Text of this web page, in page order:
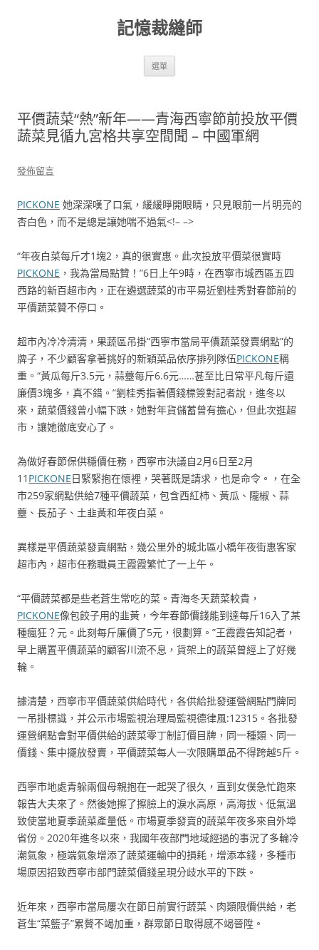
記憶裁縫師
選單
平價蔬菜“熱”新年——青海西寧節前投放平價
蔬菜見循九宮格共享空間聞 – 中國軍網
發佈留言
PICKONE 她深深嘆了口氣，緩緩睜開眼睛，只見眼前一片明亮的
杏白色，而不是總是讓她​​喘不過氣<!– –>
“年夜白菜每斤才1塊2，真的很實惠。此次投放平價菜很實時
PICKONE ，我為當局點贊！”6日上午9時，在西寧市城西區五四
西路的新百超市內，正在遴選蔬菜的市平易近劉桂秀對春節前的
平價蔬菜贊不停口。
超市內冷冷清清，果蔬區吊掛“西寧市當局平價蔬菜發賣網點”的
牌子，不少顧客拿著挑好的新穎菜品依序排列隊伍PICKONE稱
重。“黃瓜每斤3.5元，蒜薹每斤6.6元……甚至比日常平凡每斤還
廉價3塊多，真不錯。”劉桂秀指著價錢標簽對記者說，進冬以
來，蔬菜價錢曾小幅下跌，她對年貨儲蓄曾有擔心，但此次逛超
市，讓她徹底安心了。
為做好春節保供穩價任務，西寧市決議自2月6日至2月
11 PICKONE日緊緊抱在懷裡，哭著既是請求，也是命令。，在全
市259家網點供給7種平價蔬菜，包含西紅柿、黃瓜、隴椒、蒜
薹、長茄子、土韭黃和年夜白菜。
異樣是平價蔬菜發賣網點，幾公里外的城北區小橋年夜街惠客家
超市內，超市任務職員王霞霞繁忙了一上午。
“平價蔬菜都是些老蒼生常吃的菜。青海冬天蔬菜較貴，
PICKONE像包餃子用的韭黃，今年春節價錢能到達每斤16入了某
種瘋狂？元。此刻每斤廉價了5元，很劃算。”王霞霞告知記者，
早上購置平價蔬菜的顧客川流不息，貨架上的蔬菜曾經上了好幾
輪。
據清楚，西寧市平價蔬菜供給時代，各供給批發運營網點門牌同
一吊掛標識，并公示市場監視治理局監視德律風:12315。各批發
運營網點會對平價供給的蔬菜零丁制訂價目牌，同一種類、同一
價錢、集中擺放發賣，平價蔬菜每人一次限購單品不得跨越5斤。
西寧市地處青躲兩個母親抱在一起哭了很久，直到女僕急忙跑來
報告大夫來了。然後她擦了擦臉上的淚水高原，高海拔、低氣溫
致使當地夏季蔬菜產量低。市場夏季發賣的蔬菜年夜多來自外埠
省份。2020年進冬以來，我國年夜部門地域經過的事況了多輪冷
潮氣象，極端氣象增添了蔬菜運輸中的損耗，增添本錢，多種市
場原因招致西寧市部門蔬菜價錢呈現分歧水平的下跌。
近年來，西寧市當局屢次在節日前實行蔬菜、肉類限價供給，老
蒼生“菜籃子”累贅不竭加重，群眾節日取得感不竭晉陞。